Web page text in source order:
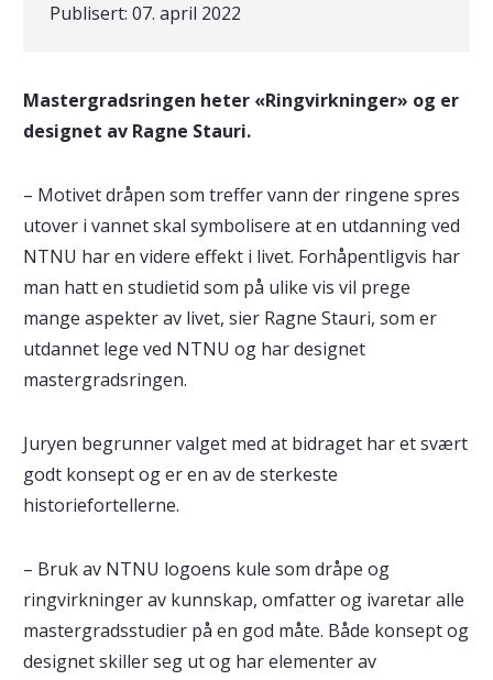
Publisert: 07. april 2022
Mastergradsringen heter «Ringvirkninger» og er
designet av Ragne Stauri.
– Motivet dråpen som treffer vann der ringene spres
utover i vannet skal symbolisere at en utdanning ved
NTNU har en videre effekt i livet. Forhåpentligvis har
man hatt en studietid som på ulike vis vil prege
mange aspekter av livet, sier Ragne Stauri, som er
utdannet lege ved NTNU og har designet
mastergradsringen.
Juryen begrunner valget med at bidraget har et svært
godt konsept og er en av de sterkeste
historiefortellerne.
– Bruk av NTNU logoens kule som dråpe og
ringvirkninger av kunnskap, omfatter og ivaretar alle
mastergradsstudier på en god måte. Både konsept og
designet skiller seg ut og har elementer av